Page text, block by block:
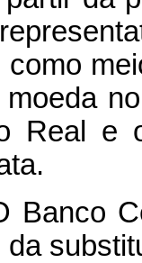
como
Real e
Banco